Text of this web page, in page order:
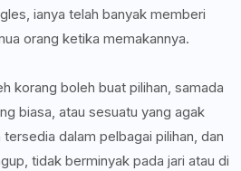
ianya telah banyak memberi
orang ketika memakannya.
korang boleh buat pilihan, samada
biasa, atau sesuatu yang agak
dalam pelbagai pilihan, dan
tidak berminyak pada jari atau di